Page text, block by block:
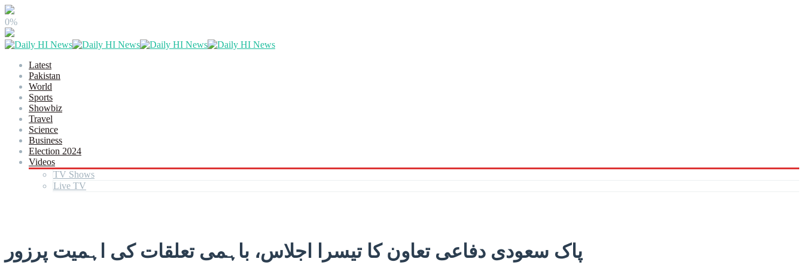
0%
Latest
Pakistan
World
Sports
Showbiz
Travel
Science
Business
Election 2024
Videos
TV Shows
Live TV
پاک سعودی دفاعی تعاون کا تیسرا اجلاس، باہمی تعلقات کی اہمیت پرزور